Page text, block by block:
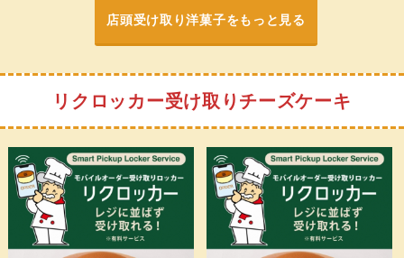
店頭受け取り洋菓子をもっと見る
リクロッカー受け取りチーズケーキ